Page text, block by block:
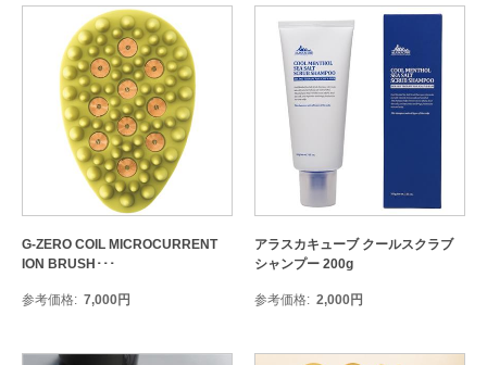
G-ZERO COIL MICROCURRENT
ION BRUSH･･･
参考価格 7,000円
アラスカキューブ クールスクラブ
シャンプー 200g
参考価格 2,000円